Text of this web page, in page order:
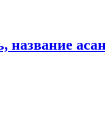
название